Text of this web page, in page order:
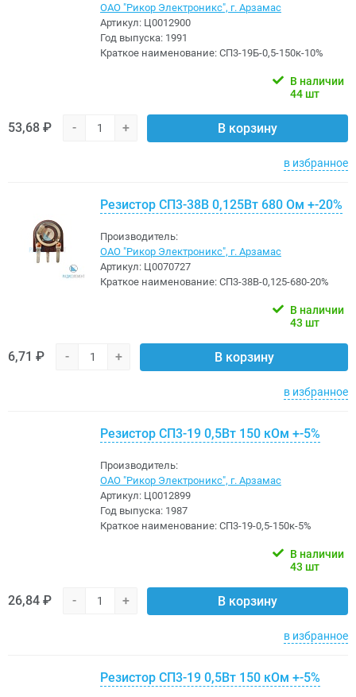
ОАО "Рикор Электроникс", г. Арзамас
Артикул: Ц0012900
Год выпуска: 1991
Краткое наименование: СП3-19Б-0,5-150к-10%
В наличии
44 шт
53,68 ₽ - + В корзину
в избранное
Резистор СП3-38В 0,125Вт 680 Ом +-20%
Производитель:
ОАО "Рикор Электроникс", г. Арзамас
Артикул: Ц0070727
Краткое наименование: СП3-38В-0,125-680-20%
В наличии
43 шт
6,71 ₽ - + В корзину
в избранное
Резистор СП3-19 0,5Вт 150 кОм +-5%
Производитель:
ОАО "Рикор Электроникс", г. Арзамас
Артикул: Ц0012899
Год выпуска: 1987
Краткое наименование: СП3-19-0,5-150к-5%
В наличии
43 шт
26,84 ₽ - + В корзину
в избранное
Резистор СП3-19 0,5Вт 150 кОм +-5%